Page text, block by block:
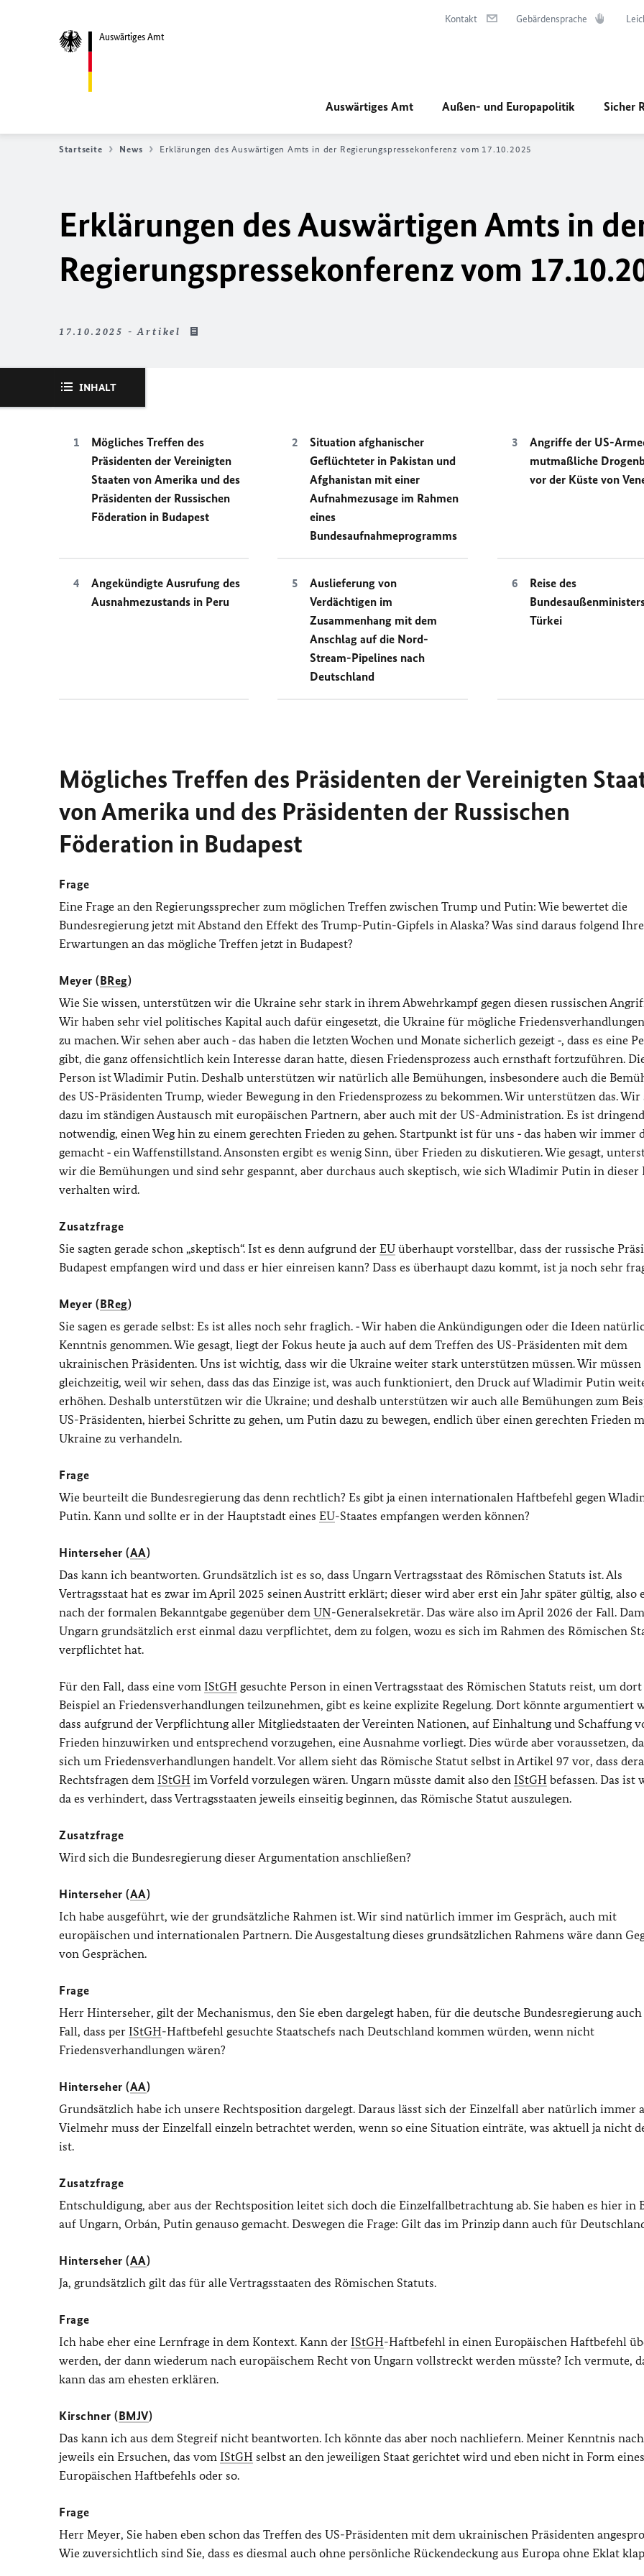
Auswärtiges Amt
Kontakt Gebärdensprache
Auswärtiges Amt Außen- und Europapolitik Sicher
Startseite News Erklärungen des Auswärtigen Amts in der Regierungspressekonferenz vom 17.10.2025
Erklärungen des Auswärtigen Amts in
Regierungspressekonferenz vom
17.10.2025 - Artikel
INHALT
Mögliches Treffen des
Präsidenten der Vereinigten
Staaten von Amerika und des
Präsidenten der Russischen
Föderation in Budapest
Situation afghanischer
Geflüchteter in Pakistan und
Afghanistan mit einer
Aufnahmezusage im Rahmen
eines
Bundesaufnahmeprogramms
Angriffe der US-
mutmaßliche
vor der Küste von
Angekündigte Ausrufung des
Ausnahmezustands in Peru
Auslieferung von
Verdächtigen im
Zusammenhang mit dem
Anschlag auf die Nord-
Stream-Pipelines nach
Deutschland
Reise des
Türkei
Mögliches Treffen des Präsidenten der Vereinigten
von Amerika und des Präsidenten der Russischen
Föderation in Budapest
Frage
Eine Frage an den Regierungssprecher zum möglichen Treffen zwischen Trump und Putin: Wie bewertet die
Bundesregierung jetzt mit Abstand den Effekt des Trump-Putin-Gipfels in Alaska? Was sind daraus folgend Ihre
Erwartungen an das mögliche Treffen jetzt in Budapest?
Meyer (BReg)
Wie Sie wissen, unterstützen wir die Ukraine sehr stark in ihrem Abwehrkampf gegen diesen russischen
Wir haben sehr viel politisches Kapital auch dafür eingesetzt, die Ukraine für mögliche
zu machen. Wir sehen aber auch ‑ das haben die letzten Wochen und Monate sicherlich gezeigt ‑, dass es eine
gibt, die ganz offensichtlich kein Interesse daran hatte, diesen Friedensprozess auch ernsthaft fortzuführen.
Person ist Wladimir Putin. Deshalb unterstützen wir natürlich alle Bemühungen, insbesondere auch die
des US-Präsidenten Trump, wieder Bewegung in den Friedensprozess zu bekommen. Wir unterstützen das. Wir
dazu im ständigen Austausch mit europäischen Partnern, aber auch mit der US-Administration. Es ist dringend
notwendig, einen Weg hin zu einem gerechten Frieden zu gehen. Startpunkt ist für uns ‑ das haben wir immer
gemacht ‑ ein Waffenstillstand. Ansonsten ergibt es wenig Sinn, über Frieden zu diskutieren. Wie gesagt,
wir die Bemühungen und sind sehr gespannt, aber durchaus auch skeptisch, wie sich Wladimir Putin in dieser
verhalten wird.
Zusatzfrage
Sie sagten gerade schon „skeptisch“. Ist es denn aufgrund der EU überhaupt vorstellbar, dass der russische
Budapest empfangen wird und dass er hier einreisen kann? Dass es überhaupt dazu kommt, ist ja noch sehr
Meyer (BReg)
Sie sagen es gerade selbst: Es ist alles noch sehr fraglich. ‑ Wir haben die Ankündigungen oder die Ideen
Kenntnis genommen. Wie gesagt, liegt der Fokus heute ja auch auf dem Treffen des US-Präsidenten mit dem
ukrainischen Präsidenten. Uns ist wichtig, dass wir die Ukraine weiter stark unterstützen müssen. Wir müssen
gleichzeitig, weil wir sehen, dass das das Einzige ist, was auch funktioniert, den Druck auf Wladimir Putin
erhöhen. Deshalb unterstützen wir die Ukraine; und deshalb unterstützen wir auch alle Bemühungen zum
US-Präsidenten, hierbei Schritte zu gehen, um Putin dazu zu bewegen, endlich über einen gerechten Frieden
Ukraine zu verhandeln.
Frage
Wie beurteilt die Bundesregierung das denn rechtlich? Es gibt ja einen internationalen Haftbefehl gegen
Putin. Kann und sollte er in der Hauptstadt eines EU-Staates empfangen werden können?
Hinterseher (AA)
Das kann ich beantworten. Grundsätzlich ist es so, dass Ungarn Vertragsstaat des Römischen Statuts ist. Als
Vertragsstaat hat es zwar im April 2025 seinen Austritt erklärt; dieser wird aber erst ein Jahr später gültig, also
nach der formalen Bekanntgabe gegenüber dem UN-Generalsekretär. Das wäre also im April 2026 der Fall.
Ungarn grundsätzlich erst einmal dazu verpflichtet, dem zu folgen, wozu es sich im Rahmen des Römischen
verpflichtet hat.
Für den Fall, dass eine vom IStGH gesuchte Person in einen Vertragsstaat des Römischen Statuts reist, um
Beispiel an Friedensverhandlungen teilzunehmen, gibt es keine explizite Regelung. Dort könnte argumentiert
dass aufgrund der Verpflichtung aller Mitgliedstaaten der Vereinten Nationen, auf Einhaltung und Schaffung
Frieden hinzuwirken und entsprechend vorzugehen, eine Ausnahme vorliegt. Dies würde aber voraussetzen,
sich um Friedensverhandlungen handelt. Vor allem sieht das Römische Statut selbst in Artikel 97 vor, dass
Rechtsfragen dem IStGH im Vorfeld vorzulegen wären. Ungarn müsste damit also den IStGH befassen. Das ist
da es verhindert, dass Vertragsstaaten jeweils einseitig beginnen, das Römische Statut auszulegen.
Zusatzfrage
Wird sich die Bundesregierung dieser Argumentation anschließen?
Hinterseher (AA)
Ich habe ausgeführt, wie der grundsätzliche Rahmen ist. Wir sind natürlich immer im Gespräch, auch mit
europäischen und internationalen Partnern. Die Ausgestaltung dieses grundsätzlichen Rahmens wäre dann
von Gesprächen.
Frage
Herr Hinterseher, gilt der Mechanismus, den Sie eben dargelegt haben, für die deutsche Bundesregierung
Fall, dass per IStGH-Haftbefehl gesuchte Staatschefs nach Deutschland kommen würden, wenn nicht
Friedensverhandlungen wären?
Hinterseher (AA)
Grundsätzlich habe ich unsere Rechtsposition dargelegt. Daraus lässt sich der Einzelfall aber natürlich immer
Vielmehr muss der Einzelfall einzeln betrachtet werden, wenn so eine Situation einträte, was aktuell ja nicht
ist.
Zusatzfrage
Entschuldigung, aber aus der Rechtsposition leitet sich doch die Einzelfallbetrachtung ab. Sie haben es hier in
auf Ungarn, Orbán, Putin genauso gemacht. Deswegen die Frage: Gilt das im Prinzip dann auch für
Hinterseher (AA)
Ja, grundsätzlich gilt das für alle Vertragsstaaten des Römischen Statuts.
Frage
Ich habe eher eine Lernfrage in dem Kontext. Kann der IStGH-Haftbefehl in einen Europäischen Haftbefehl
werden, der dann wiederum nach europäischem Recht von Ungarn vollstreckt werden müsste? Ich vermute,
kann das am ehesten erklären.
Kirschner (BMJV)
Das kann ich aus dem Stegreif nicht beantworten. Ich könnte das aber noch nachliefern. Meiner Kenntnis
jeweils ein Ersuchen, das vom IStGH selbst an den jeweiligen Staat gerichtet wird und eben nicht in Form eines
Europäischen Haftbefehls oder so.
Frage
Herr Meyer, Sie haben eben schon das Treffen des US-Präsidenten mit dem ukrainischen Präsidenten
Wie zuversichtlich sind Sie, dass es diesmal auch ohne persönliche Rückendeckung aus Europa ohne Eklat